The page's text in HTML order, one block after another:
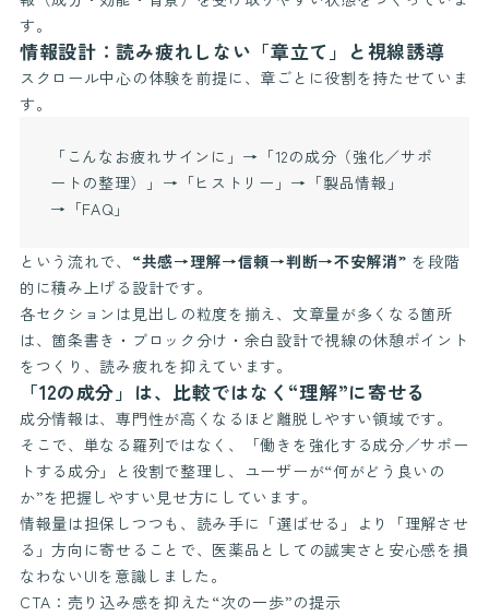
す。
情報設計：読み疲れしない「章立て」と視線誘導
スクロール中心の体験を前提に、章ごとに役割を持たせていま
す。
「こんなお疲れサインに」→「12の成分（強化／サポ
ートの整理）」→「ヒストリー」→「製品情報」
→「FAQ」
という流れで、 “共感→理解→信頼→判断→不安解消” を段階
的に積み上げる設計です。
各セクションは見出しの粒度を揃え、文章量が多くなる箇所
は、箇条書き・ブロック分け・余白設計で視線の休憩ポイント
をつくり、読み疲れを抑えています。
「12の成分」は、比較ではなく“理解”に寄せる
成分情報は、専門性が高くなるほど離脱しやすい領域です。
そこで、単なる羅列ではなく、「働きを強化する成分／サポー
トする成分」と役割で整理し、ユーザーが“何がどう良いの
か”を把握しやすい見せ方にしています。
情報量は担保しつつも、読み手に「選ばせる」より「理解させ
る」方向に寄せることで、医薬品としての誠実さと安心感を損
なわないUIを意識しました。
CTA：売り込み感を抑えた“次の一歩”の提示